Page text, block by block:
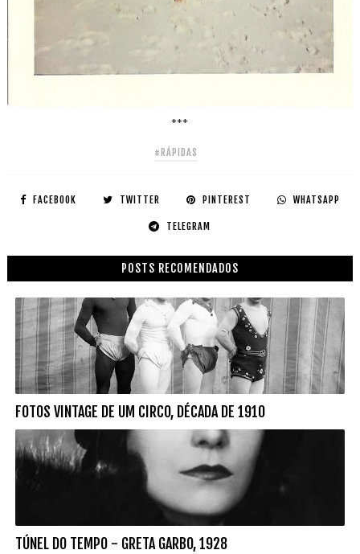
***
#RÁPIDAS
FACEBOOK TWITTER PINTEREST WHATSAPP
TELEGRAM
POSTS RECOMENDADOS
FOTOS VINTAGE DE UM CIRCO, DÉCADA DE 1910
TÚNEL DO TEMPO - GRETA GARBO, 1928